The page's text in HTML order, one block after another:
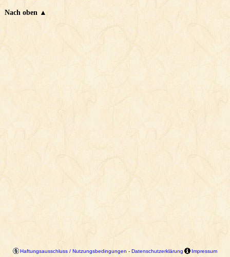
Nach oben ▲
Haftungsausschluss / Nutzungsbedingungen - Datenschutzerklärung Impressum